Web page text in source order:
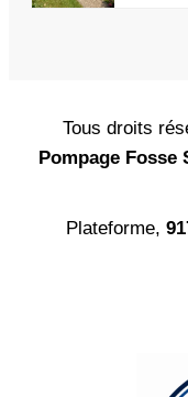
Tous droits
Pompage Fosse
Plateforme,